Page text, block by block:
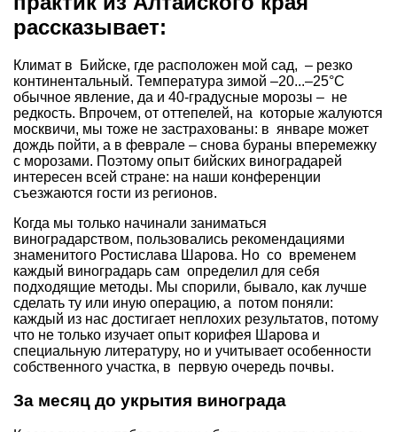
рассказывает:
Климат в Бийске, где расположен мой сад, – резко
континентальный. Температура зимой –20...–25°С
обычное явление, да и 40-градусные морозы – не
редкость. Впрочем, от оттепелей, на которые жалуются
москвичи, мы тоже не застрахованы: в январе может
дождь пойти, а в феврале – снова бураны вперемежку
с морозами. Поэтому опыт бийских виноградарей
интересен всей стране: на наши конференции
съезжаются гости из регионов.
Когда мы только начинали заниматься
виноградарством, пользовались рекомендациями
знаменитого Ростислава Шарова. Но со временем
каждый виноградарь сам определил для себя
подходящие методы. Мы спорили, бывало, как лучше
сделать ту или иную операцию, а потом поняли:
каждый из нас достигает неплохих результатов, потому
что не только изучает опыт корифея Шарова и
специальную литературу, но и учитывает особенности
собственного участка, в первую очередь почвы.
За месяц до укрытия винограда